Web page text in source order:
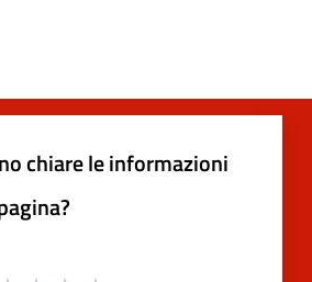
chiare le informazioni